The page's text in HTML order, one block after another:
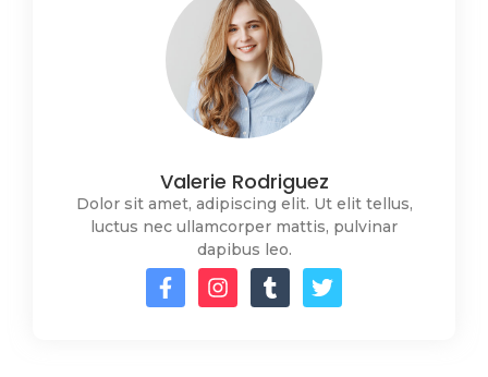
Valerie Rodriguez
Dolor sit amet, adipiscing elit. Ut elit tellus,
luctus nec ullamcorper mattis, pulvinar
dapibus leo.